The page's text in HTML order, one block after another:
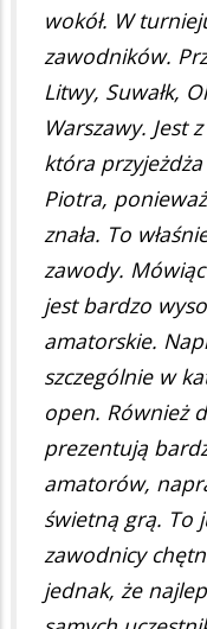
wokół. W
zawodników.
Litwy, Suwałk,
Warszawy. Jest
która
Piotra,
znała. To
zawody.
jest bardzo
amatorskie.
szczególnie w
open. Również
prezentują
amatorów,
świetną grą. To
zawodnicy
jednak, że